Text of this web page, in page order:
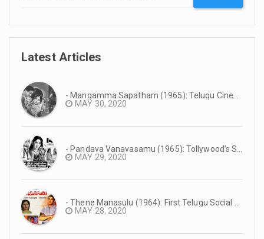
Latest Articles
MAY 30, 2020
MAY 29, 2020
MAY 28, 2020